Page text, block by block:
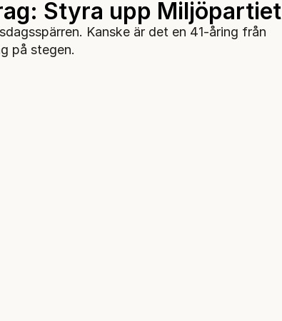
Styra upp Miljöpartiet
Kanske är det en 41-åring från
på stegen.